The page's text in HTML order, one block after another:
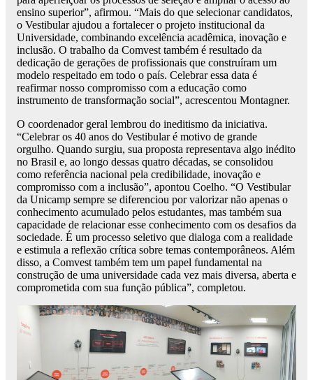
ensino superior”, afirmou. “Mais do que selecionar candidatos,
o Vestibular ajudou a fortalecer o projeto institucional da
Universidade, combinando excelência acadêmica, inovação e
inclusão. O trabalho da Comvest também é resultado da
dedicação de gerações de profissionais que construíram um
modelo respeitado em todo o país. Celebrar essa data é
reafirmar nosso compromisso com a educação como
instrumento de transformação social”, acrescentou Montagner.
O coordenador geral lembrou do ineditismo da iniciativa.
“Celebrar os 40 anos do Vestibular é motivo de grande
orgulho. Quando surgiu, sua proposta representava algo inédito
no Brasil e, ao longo dessas quatro décadas, se consolidou
como referência nacional pela credibilidade, inovação e
compromisso com a inclusão”, apontou Coelho. “O Vestibular
da Unicamp sempre se diferenciou por valorizar não apenas o
conhecimento acumulado pelos estudantes, mas também sua
capacidade de relacionar esse conhecimento com os desafios da
sociedade. É um processo seletivo que dialoga com a realidade
e estimula a reflexão crítica sobre temas contemporâneos. Além
disso, a Comvest também tem um papel fundamental na
construção de uma universidade cada vez mais diversa, aberta e
comprometida com sua função pública”, completou.